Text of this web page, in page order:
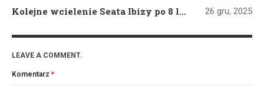
Kolejne wcielenie Seata Ibizy po 8 latach oczekiwania 26 gru, 2025
LEAVE A COMMENT.
Komentarz *